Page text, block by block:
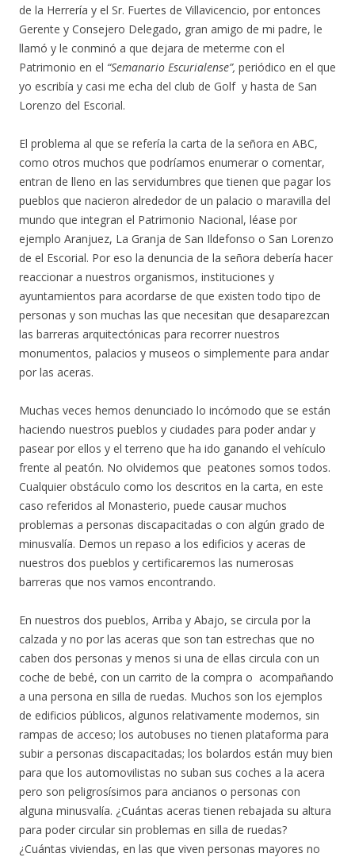
de la Herrería y el Sr. Fuertes de Villavicencio, por entonces
Gerente y Consejero Delegado, gran amigo de mi padre, le
llamó y le conminó a que dejara de meterme con el
Patrimonio en el “Semanario Escurialense”, periódico en el que
yo escribía y casi me echa del club de Golf y hasta de San
Lorenzo del Escorial.
El problema al que se refería la carta de la señora en ABC,
como otros muchos que podríamos enumerar o comentar,
entran de lleno en las servidumbres que tienen que pagar los
pueblos que nacieron alrededor de un palacio o maravilla del
mundo que integran el Patrimonio Nacional, léase por
ejemplo Aranjuez, La Granja de San Ildefonso o San Lorenzo
de el Escorial. Por eso la denuncia de la señora debería hacer
reaccionar a nuestros organismos, instituciones y
ayuntamientos para acordarse de que existen todo tipo de
personas y son muchas las que necesitan que desaparezcan
las barreras arquitectónicas para recorrer nuestros
monumentos, palacios y museos o simplemente para andar
por las aceras.
Muchas veces hemos denunciado lo incómodo que se están
haciendo nuestros pueblos y ciudades para poder andar y
pasear por ellos y el terreno que ha ido ganando el vehículo
frente al peatón. No olvidemos que peatones somos todos.
Cualquier obstáculo como los descritos en la carta, en este
caso referidos al Monasterio, puede causar muchos
problemas a personas discapacitadas o con algún grado de
minusvalía. Demos un repaso a los edificios y aceras de
nuestros dos pueblos y certificaremos las numerosas
barreras que nos vamos encontrando.
En nuestros dos pueblos, Arriba y Abajo, se circula por la
calzada y no por las aceras que son tan estrechas que no
caben dos personas y menos si una de ellas circula con un
coche de bebé, con un carrito de la compra o acompañando
a una persona en silla de ruedas. Muchos son los ejemplos
de edificios públicos, algunos relativamente modernos, sin
rampas de acceso; los autobuses no tienen plataforma para
subir a personas discapacitadas; los bolardos están muy bien
para que los automovilistas no suban sus coches a la acera
pero son peligrosísimos para ancianos o personas con
alguna minusvalía. ¿Cuántas aceras tienen rebajada su altura
para poder circular sin problemas en silla de ruedas?
¿Cuántas viviendas, en las que viven personas mayores no